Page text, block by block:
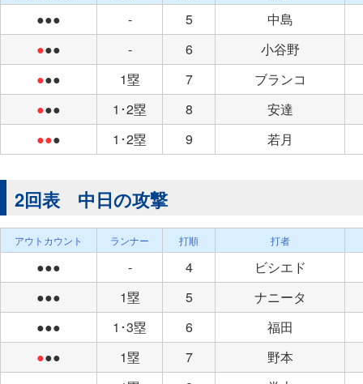
●●● - 5
中島
●●● - 6
小谷野
●●● 1塁 7
ブランコ
●●● 1･2塁 8
安達
●●● 1･2塁 9 若月
2回表 中日の攻撃
アウトカウント ランナー 打順 打者
●●● - 4
ビシエド
●●●
1塁 5
ナニータ
●●●
1･3塁 6
福田
●●● 1塁 7
野本